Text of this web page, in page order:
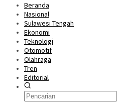
Beranda
Nasional
Sulawesi Tengah
Ekonomi
Teknologi
Otomotif
Olahraga
Tren
Editorial